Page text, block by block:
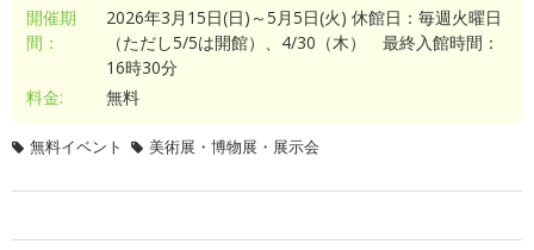
開催期
間：
2026年3月15日(日)～5月5日(火) 休館日：毎週火曜日
（ただし5/5は開館）、4/30（木） 最終入館時間：
16時30分
料金:
無料
無料イベント 美術展・博物展・展示会